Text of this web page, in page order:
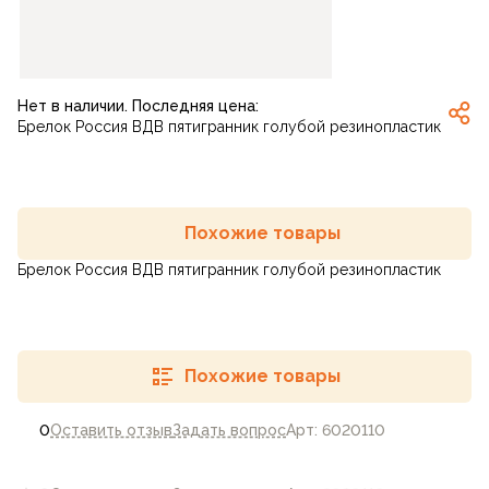
Нет в наличии. Последняя цена:
Брелок Россия ВДВ пятигранник голубой резинопластик
0Оставить отзывЗадать вопросАрт: 6020110
Похожие товары
Брелок Россия ВДВ пятигранник голубой резинопластик
Похожие товары